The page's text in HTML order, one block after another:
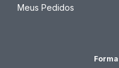
Meus Pedidos